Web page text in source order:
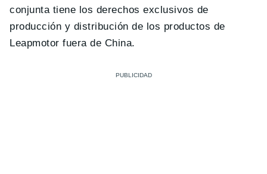
conjunta tiene los derechos exclusivos de
producción y distribución de los productos de
Leapmotor fuera de China.